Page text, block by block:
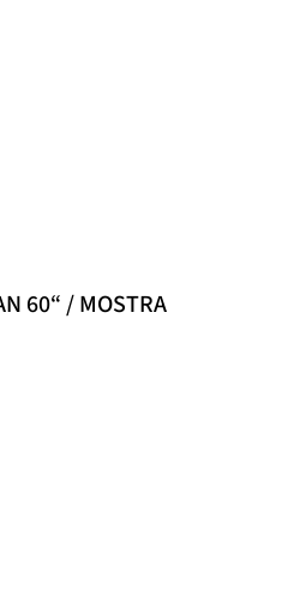
60“ / MOSTRA